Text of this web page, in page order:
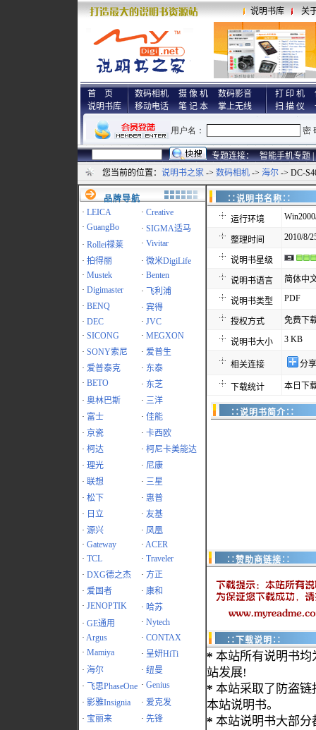
说明书库 关
首 页
说明书库
数码相机 摄 像 机
数码影音
移动电话
笔 记 本 掌上无线
打 印 机
扫 描 仪
专题连接： 智能手机专题 |
您当前的位置： 说明书之家 -> 数码相机 -> 海尔 -> DC-
品牌导航
· LEICA · Creative
· GuangBo · SIGMA适马
· Rollei禄莱 · Vivitar
· 拍得丽 · 微米DigiLife
· Mustek · Benten
· Digimaster ·
飞利浦
· BENQ · 宾得
· DEC · JVC
· SICONG · MEGXON
· SONY索尼 · 爱普生
· 爱普泰克 · 东泰
· BETO · 东芝
· 奥林巴斯 · 三洋
· 富士 · 佳能
· 京瓷 · 卡西欧
· 柯达 · 柯尼卡美能达
· 理光 · 尼康
· 联想 · 三星
· 松下 · 惠普
· 日立 · 友基
· 源兴 · 凤凰
· Gateway · ACER
· TCL · Traveler
· DXG德之杰 · 方正
· 爱国者 · 康和
· JENOPTIK · 哈苏
· GE通用 · Nytech
· Argus · CONTAX
· Mamiya · 呈妍HiTi
· 海尔 · 纽曼
·
飞思PhaseOne · Genius
· 影雅Insignia · 爱克发
· 宝丽来 · 先锋
∷说明书名
运行环境
整理时间 2010/8/
说明书星级
说明书语言 简体中
说明书类型 PDF
授权方式 免费下
说明书大小 3 KB
相关连接 分
下载统计 本日下
∷说明书简介∷
∷赞助商链接∷
∷下载说明∷
* 本站所有说明书均
站发展!
* 本站采取了防盗链
本站说明书。
* 本站说明书大部分